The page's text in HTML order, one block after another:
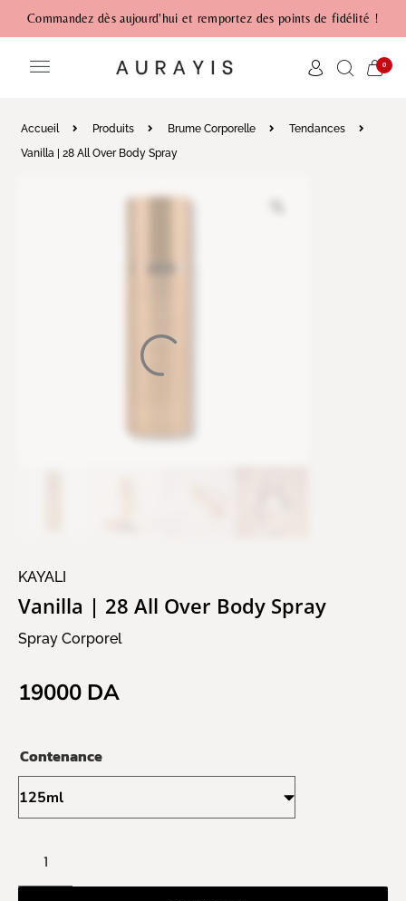
Commandez dès aujourd'hui et remportez des points de fidélité !
0
Accueil Produits Brume Corporelle
Tendances
Vanilla | 28 All Over Body Spray
KAYALI
Vanilla | 28 All Over Body Spray
Spray Corporel
19000 DA
Contenance